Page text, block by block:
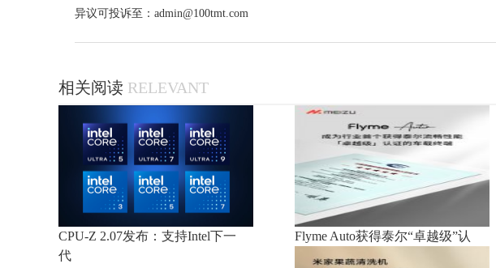
异议可投诉至：admin@100tmt.com
相关阅读 RELEVANT
CPU-Z 2.07发布：支持Intel下一
代
Flyme Auto获得泰尔“卓越级”认